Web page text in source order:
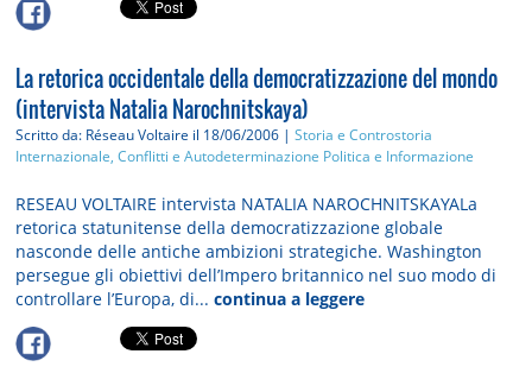
La retorica occidentale della democratizzazione del mondo
(intervista Natalia Narochnitskaya)
Scritto da: Réseau Voltaire il 18/06/2006 |Storia e Controstoria
Internazionale, Conflitti e Autodeterminazione Politica e Informazione
RESEAU VOLTAIRE intervista NATALIA NAROCHNITSKAYALa
retorica statunitense della democratizzazione globale
nasconde delle antiche ambizioni strategiche. Washington
persegue gli obiettivi dell’Impero britannico nel suo modo di
controllare l’Europa, di...continua a leggere